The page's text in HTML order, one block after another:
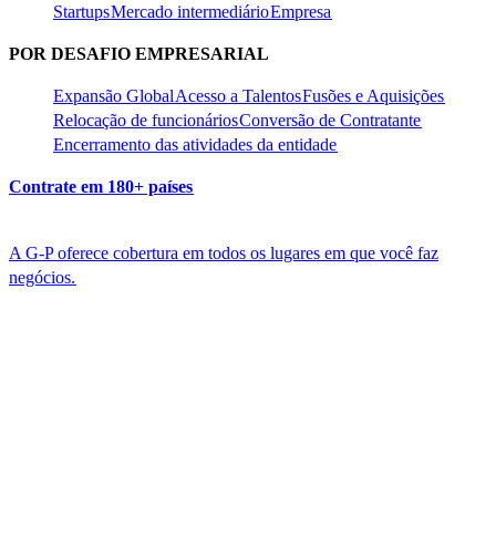
Startups​​Mercado intermediário​​Empresa​​
POR DESAFIO EMPRESARIAL​​
Expansão Global​​Acesso a Talentos​​Fusões e Aquisições​​
Relocação de funcionários​​Conversão de Contratante​​
Encerramento das atividades da entidade​​
Contrate em 180+ países​​
A G-P oferece cobertura em todos os lugares em que você faz
negócios.​​